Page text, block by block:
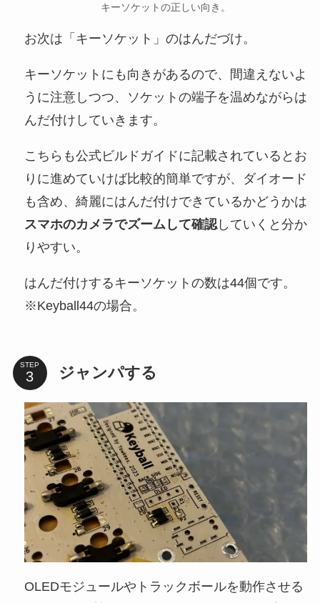
キーソケットの正しい向き。
お次は「キーソケット」のはんだづけ。
キーソケットにも向きがあるので、間違えないよ
うに注意しつつ、ソケットの端子を温めながらは
んだ付けしていきます。
こちらも公式ビルドガイドに記載されているとお
りに進めていけば比較的簡単ですが、ダイオード
も含め、綺麗にはんだ付けできているかどうかは
スマホのカメラでズームして確認していくと分か
りやすい。
はんだ付けするキーソケットの数は44個です。
※Keyball44の場合。
STEP ジャンパする
OLEDモジュールやトラックボールを動作させる